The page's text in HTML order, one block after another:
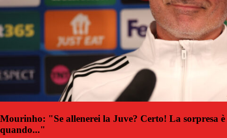
Mourinho: "Se allenerei la Juve? Certo! La sorpresa è
quando..."